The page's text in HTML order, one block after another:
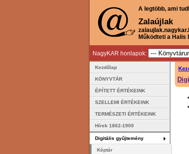
A legtöbb, ami
Zalaújlak
Működteti a
NagyKAR honlapok:
Kezdőlap
KÖNYVTÁR
ÉPÍTETT ÉRTÉKEINK
SZELLEMI ÉRTÉKEINK
TERMÉSZETI ÉRTÉKEINK
Hírek 1862-1900
Digitális gyűjtemény
Képtár